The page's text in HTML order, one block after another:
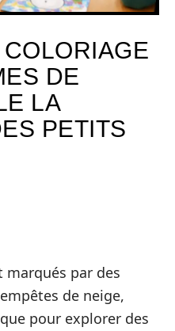
DE
LA
PETITS
marqués par des
de neige,
pour explorer des